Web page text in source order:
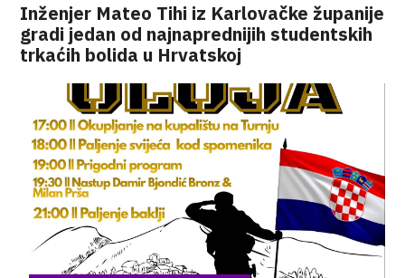
Inženjer Mateo Tihi iz Karlovačke županije
gradi jedan od najnaprednijih studentskih
trkaćih bolida u Hrvatskoj